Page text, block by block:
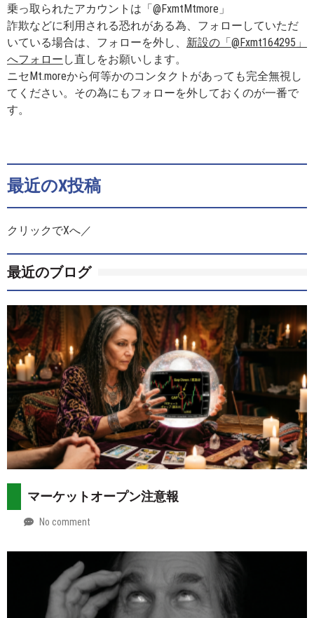
乗っ取られたアカウントは「@FxmtMtmore」
詐欺などに利用される恐れがある為、フォローしていただ
いている場合は、フォローを外し、 新設の「@Fxmt164295」
へフォロー し直しをお願いします。
ニセMt.moreから何等かのコンタクトがあっても完全無視し
てください。その為にもフォローを外しておくのが一番で
す。
最近のX投稿
クリックでXへ／
最近のブログ
マーケットオープン注意報
by
No comment